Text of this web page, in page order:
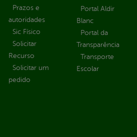
Prazos e
autoridades
Sic Físico
Solicitar
Recurso
Solicitar um
pedido
Portal Aldir
Blanc
Portal da
Transparência
Transporte
Escolar